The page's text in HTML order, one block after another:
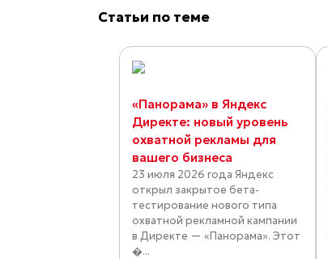
Статьи по теме
«Панорама» в Яндекс
Директе: новый уровень
охватной рекламы для
вашего бизнеса
23 июля 2026 года Яндекс
открыл закрытое бета-
тестирование нового типа
охватной рекламной кампании
в Директе — «Панорама». Этот
�...